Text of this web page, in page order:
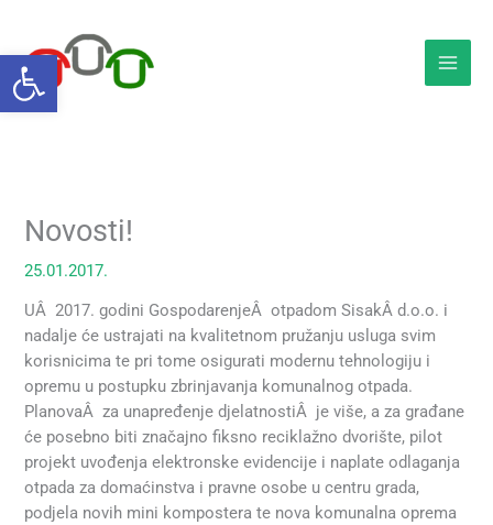
Open toolbar
content
Novosti!
25.01.2017.
UÂ 2017. godini GospodarenjeÂ otpadom SisakÂ d.o.o. i
nadalje će ustrajati na kvalitetnom pružanju usluga svim
korisnicima te pri tome osigurati modernu tehnologiju i
opremu u postupku zbrinjavanja komunalnog otpada.
PlanovaÂ za unapređenje djelatnostiÂ je više, a za građane
će posebno biti značajno fiksno reciklažno dvorište, pilot
projekt uvođenja elektronske evidencije i naplate odlaganja
otpada za domaćinstva i pravne osobe u centru grada,
podjela novih mini kompostera te nova komunalna oprema